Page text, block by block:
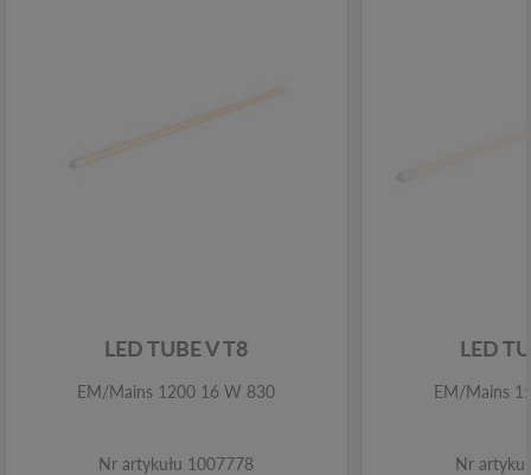
LED TUBE V T8
EM/Mains 1200 16 W 830
Nr artykułu 1007778
LED
EM/Mains
Nr